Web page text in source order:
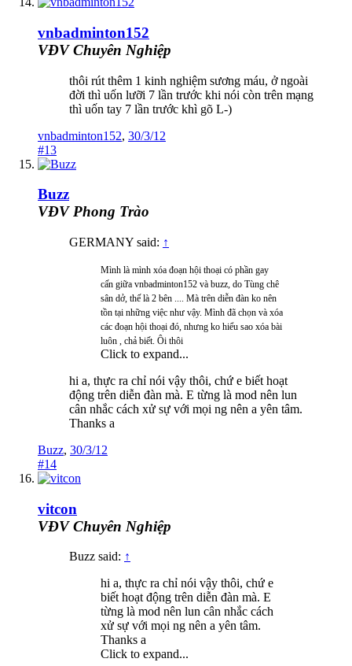
vnbadminton152
VĐV Chuyên Nghiệp
thôi rút thêm 1 kinh nghiệm sương máu, ở ngoài
đời thì uốn lưỡi 7 lần trước khi nói còn trên mạng
thì uốn tay 7 lần trước khì gõ L-)
vnbadminton152, 30/3/12
#13
Buzz
VĐV Phong Trào
GERMANY said: ↑
Mình là mình xóa đoạn hội thoại có phần gay
cấn giữa vnbadminton152 và buzz, do Tùng chê
sân dở, thế là 2 bên .... Mà trên diễn đàn ko nên
tồn tại những việc như vậy. Mình đã chọn và xóa
các đoạn hội thoại đó, nhưng ko hiểu sao xóa bài
luôn , chả biết. Ôi thôi
Click to expand...
hi a, thực ra chỉ nói vậy thôi, chứ e biết hoạt
động trên diễn đàn mà. E từng là mod nên lun
cân nhắc cách xử sự với mọi ng nên a yên tâm.
Thanks a
Buzz, 30/3/12
#14
vitcon
VĐV Chuyên Nghiệp
Buzz said: ↑
hi a, thực ra chỉ nói vậy thôi, chứ e
biết hoạt động trên diễn đàn mà. E
từng là mod nên lun cân nhắc cách
xử sự với mọi ng nên a yên tâm.
Thanks a
Click to expand...